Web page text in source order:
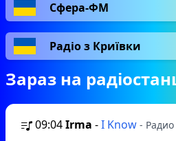
підбирали колектив і
таким чином, щоб змогти
щоденне життя чернівчан і
радостями, моментами
Сфера-ФМ
Радіо з Криївки
Зараз на
09:04Irma -I Know - Радио